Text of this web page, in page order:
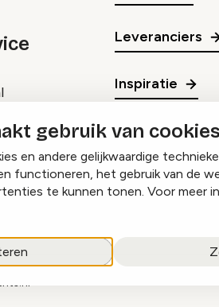
gebruik van cookies
en andere gelijkwaardige
functioneren, het gebruik van de
te kunnen tonen. Voor meer
Leveranciers
Inspiratie